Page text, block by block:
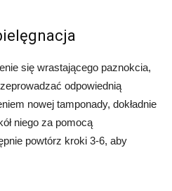
się wrastającego paznokcia,
odpowiednią
nowej tamponady, dokładnie
niego za pomocą
powtórz kroki 3-6, aby